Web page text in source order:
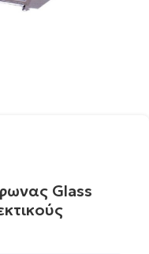
Glass